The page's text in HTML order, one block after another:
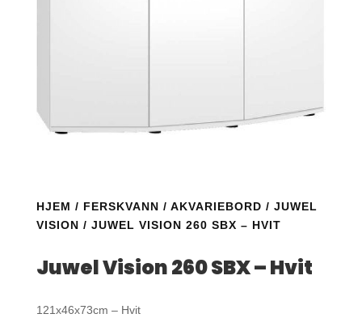
HJEM / FERSKVANN / AKVARIEBORD / JUWEL
VISION / JUWEL VISION 260 SBX – HVIT
Juwel Vision 260 SBX – Hvit
121x46x73cm – Hvit